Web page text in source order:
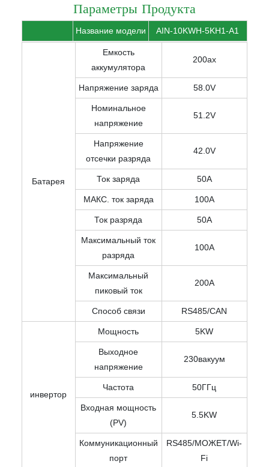
Параметры Продукта
Название модели AIN-10KWH-5KH1-A1
Батарея
Емкость
аккумулятора
200ах
Напряжение заряда 58.0V
Номинальное
напряжение
51.2V
Напряжение
отсечки разряда
42.0V
Ток заряда 50A
МАКС. ток заряда 100A
Ток разряда 50A
Максимальный ток
разряда
100A
Максимальный
пиковый ток
200A
Способ связи RS485/CAN
инвертор
Мощность 5KW
Выходное
напряжение
230вакуум
Частота 50ГГц
Входная мощность
(PV)
5.5KW
Коммуникационный
порт
RS485/МОЖЕТ/Wi-
Fi